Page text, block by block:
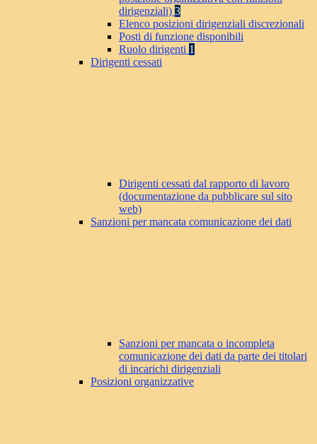
dirigenziali) 3
Elenco posizioni dirigenziali discrezionali
Posti di funzione disponibili
Ruolo dirigenti 1
Dirigenti cessati
Dirigenti cessati dal rapporto di lavoro
(documentazione da pubblicare sul sito
web)
Sanzioni per mancata comunicazione dei dati
Sanzioni per mancata o incompleta
comunicazione dei dati da parte dei titolari
di incarichi dirigenziali
Posizioni organizzative